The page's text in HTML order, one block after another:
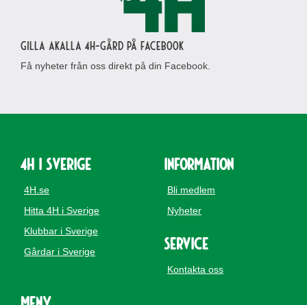
Gilla Akalla 4H-gård på Facebook
Få nyheter från oss direkt på din Facebook.
4H i Sverige
4H.se
Hitta 4H i Sverige
Klubbar i Sverige
Gårdar i Sverige
Information
Bli medlem
Nyheter
Service
Kontakta oss